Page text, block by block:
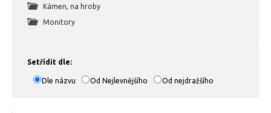
Kámen, na hroby
Monitory
Setřídit dle:
Dle názvu Od Nejlevnějšího Od nejdražšího